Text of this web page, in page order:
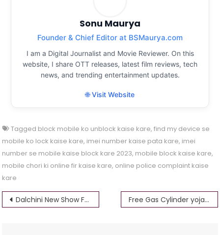
Sonu Maurya
Founder & Chief Editor at BSMaurya.com
I am a Digital Journalist and Movie Reviewer. On this
website, I share OTT releases, latest film reviews, tech
news, and trending entertainment updates.
🌐 Visit Website
Tagged block mobile ko unblock kaise kare,find my device se
mobile ko lock kaise kare, imei number kaise pata kare, imei
number se mobile kaise block kare 2023, mobile block kaise kare,
mobile chori ki online fir kaise kare, online police complaint kaise
kare
Post
Dalchini New Show Full Episode Online watch TV serial Free Gas Cylinder yojana 2.0 Free Gas subsidy pm ujjwala yojana 2.0